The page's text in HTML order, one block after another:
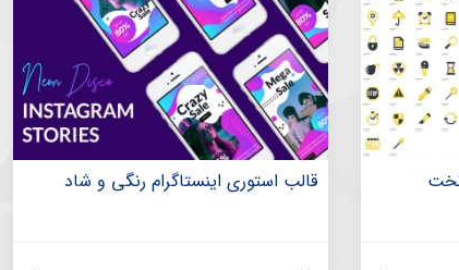
قالب استوری اینستاگرام رنگی و شاد